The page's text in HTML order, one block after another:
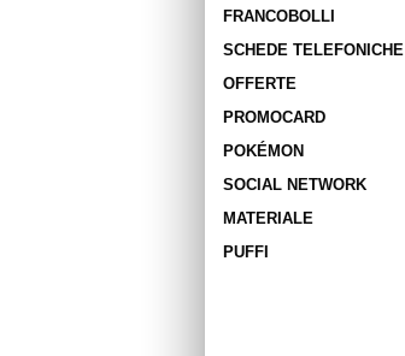
FRANCOBOLLI
SCHEDE TELEFONICHE
OFFERTE
PROMOCARD
POKÉMON
SOCIAL NETWORK
MATERIALE
PUFFI